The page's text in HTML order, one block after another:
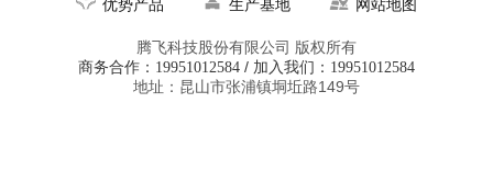
优势产品 生产基地 网站地图
腾飞科技股份有限公司 版权所有
商务合作： 19951012584 / 加入我们： 19951012584
地址：昆山市张浦镇垌坵路149号